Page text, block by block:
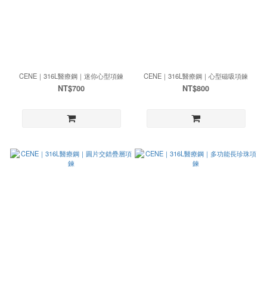
CENE｜316L醫療鋼｜迷你心型項鍊
NT$700
CENE｜316L醫療鋼｜心型磁吸項鍊
NT$800